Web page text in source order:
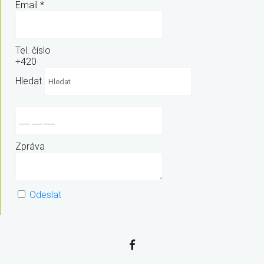
Email *
Tel. číslo
+420
Hledat
Zpráva
Odeslat